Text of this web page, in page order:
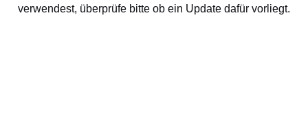
verwendest, überprüfe bitte ob ein Update dafür vorliegt.